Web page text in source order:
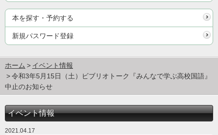
本を探す・予約する
新規パスワード登録
ホーム
イベント情報
令和3年5月15日（土）ビブリオトーク『みんなで学ぶ高校国語』
中止のお知らせ
イベント情報
2021.04.17